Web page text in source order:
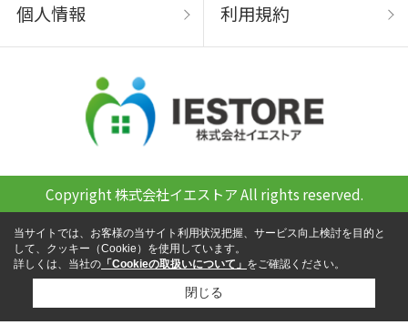
個人情報 利用規約
Copyright 株式会社イエストア All rights reserved.
当サイトでは、お客様の当サイト利用状況把握、サービス向上検討を目的と
して、クッキー（Cookie）を使用しています。
詳しくは、当社の 「Cookieの取扱いについて」 をご確認ください。
閉じる